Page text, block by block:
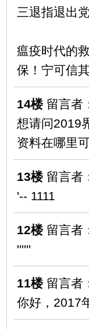
三退指退出
瘟疫时代的
保！宁可信
14楼留言者
想请问2019
资料在哪里
13楼留言者
'-- 1111
12楼留言者
''''''
11楼留言者
你好，2017